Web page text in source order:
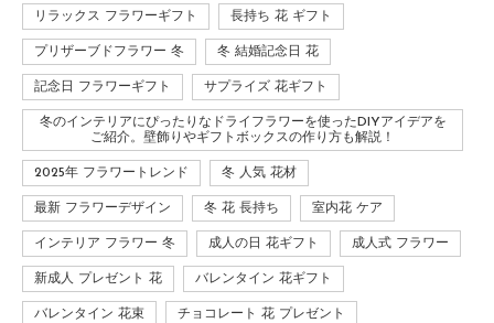
リラックス フラワーギフト 長持ち 花 ギフト
プリザーブドフラワー 冬 冬 結婚記念日 花
記念日 フラワーギフト サプライズ 花ギフト
冬のインテリアにぴったりなドライフラワーを使ったDIYアイデアを
ご紹介。壁飾りやギフトボックスの作り方も解説！
2025年 フラワートレンド 冬 人気 花材
最新 フラワーデザイン 冬 花 長持ち 室内花 ケア
インテリア フラワー 冬 成人の日 花ギフト 成人式 フラワー
新成人 プレゼント 花 バレンタイン 花ギフト
バレンタイン 花束 チョコレート 花 プレゼント